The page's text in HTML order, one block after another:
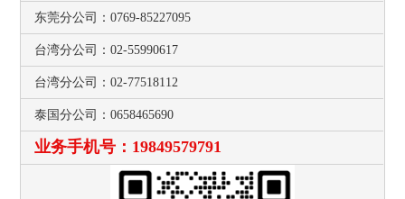
东莞分公司：0769-85227095
台湾分公司：02-55990617
台湾分公司：02-77518112
泰国分公司：0658465690
业务手机号：19849579791